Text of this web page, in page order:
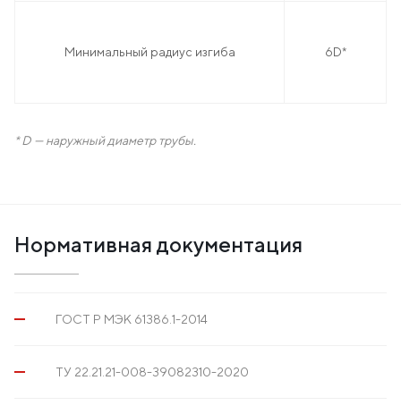
Минимальный радиус изгиба 6D*
* D — наружный диаметр трубы.
Нормативная документация
ГОСТ Р МЭК 61386.1-2014
ТУ 22.21.21-008-39082310-2020